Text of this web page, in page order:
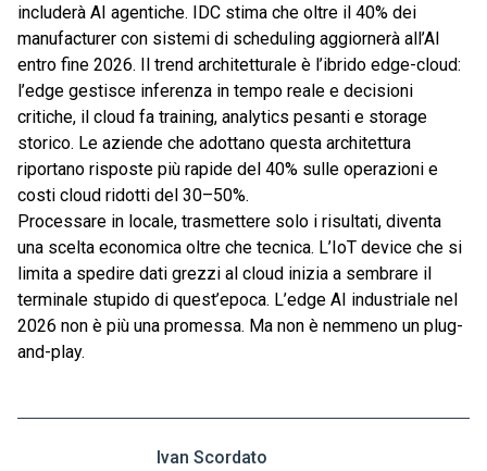
includerà AI agentiche. IDC stima che oltre il 40% dei
manufacturer con sistemi di scheduling aggiornerà all’AI
entro fine 2026. Il trend architetturale è l’ibrido edge-cloud:
l’edge gestisce inferenza in tempo reale e decisioni
critiche, il cloud fa training, analytics pesanti e storage
storico. Le aziende che adottano questa architettura
riportano risposte più rapide del 40% sulle operazioni e
costi cloud ridotti del 30–50%.
Processare in locale, trasmettere solo i risultati, diventa
una scelta economica oltre che tecnica. L’IoT device che si
limita a spedire dati grezzi al cloud inizia a sembrare il
terminale stupido di quest’epoca. L’edge AI industriale nel
2026 non è più una promessa. Ma non è nemmeno un plug-
and-play.
Ivan Scordato